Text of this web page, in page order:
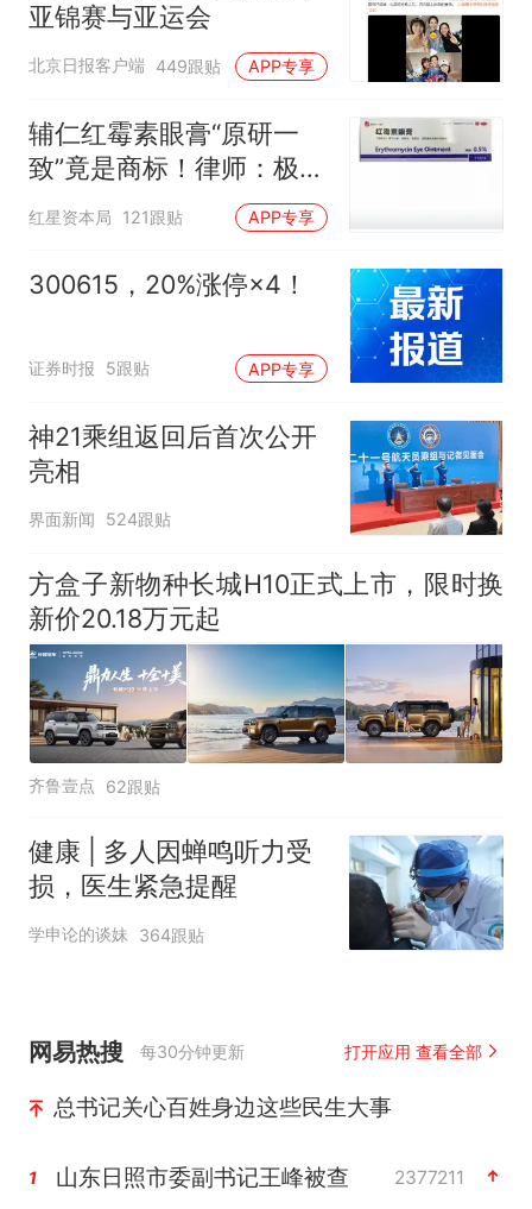
亚锦赛与亚运会
北京日报客户端 449跟贴 APP专享
辅仁红霉素眼膏“原研一
致”竟是商标！律师：极易
误导消费者，不妥
红星资本局 121跟贴 APP专享
300615，20%涨停×4！
证券时报 5跟贴 APP专享
神21乘组返回后首次公开
亮相
界面新闻 524跟贴
方盒子新物种长城H10正式上市，限时换
新价20.18万元起
齐鲁壹点 62跟贴
健康 | 多人因蝉鸣听力受
损，医生紧急提醒
学申论的谈妹 364跟贴
网易热搜 每30分钟更新 打开应用 查看全部
总书记关心百姓身边这些民生大事
1 山东日照市委副书记王峰被查 2377211